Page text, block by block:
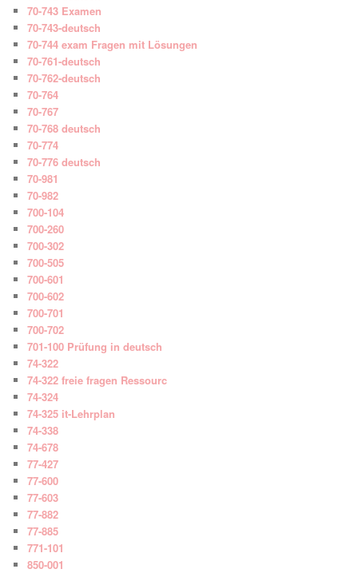
70-743 Examen
70-743-deutsch
70-744 exam Fragen mit Lösungen
70-761-deutsch
70-762-deutsch
70-764
70-767
70-768 deutsch
70-774
70-776 deutsch
70-981
70-982
700-104
700-260
700-302
700-505
700-601
700-602
700-701
700-702
701-100 Prüfung in deutsch
74-322
74-322 freie fragen Ressourc
74-324
74-325 it-Lehrplan
74-338
74-678
77-427
77-600
77-603
77-882
77-885
771-101
850-001